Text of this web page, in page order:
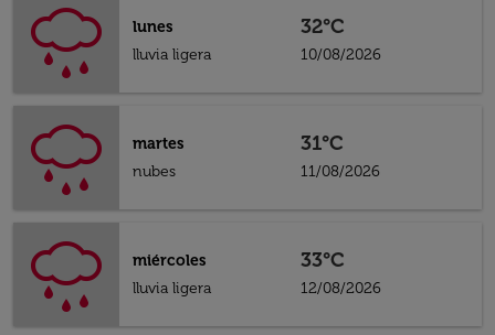
lunes
lluvia ligera
32°C
10/08/2026
martes
nubes
31°C
11/08/2026
miércoles
lluvia ligera
33°C
12/08/2026